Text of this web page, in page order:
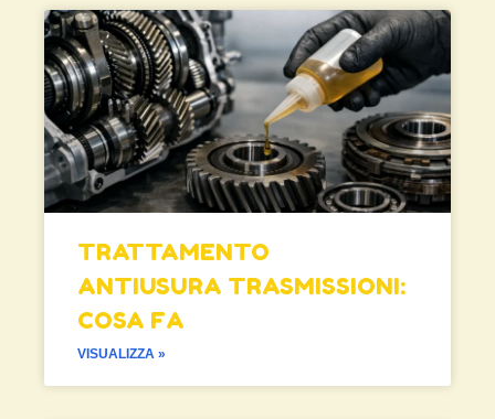
TRATTAMENTO
ANTIUSURA TRASMISSIONI:
COSA FA
VISUALIZZA »